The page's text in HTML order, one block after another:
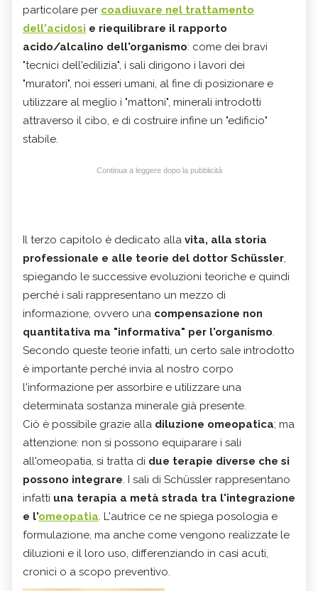
particolare per coadiuvare nel trattamento
dell'acidosi e riequilibrare il rapporto
acido/alcalino dell'organismo: come dei bravi
"tecnici dell'edilizia", i sali dirigono i lavori dei
"muratori", noi esseri umani, al fine di posizionare e
utilizzare al meglio i "mattoni", minerali introdotti
attraverso il cibo, e di costruire infine un "edificio"
stabile.
Continua a leggere dopo la pubblicità
Il terzo capitolo è dedicato alla vita, alla storia
professionale e alle teorie del dottor Schüssler,
spiegando le successive evoluzioni teoriche e quindi
perché i sali rappresentano un mezzo di
informazione, ovvero una compensazione non
quantitativa ma "informativa" per l'organismo.
Secondo queste teorie infatti, un certo sale introdotto
è importante perché invia al nostro corpo
l'informazione per assorbire e utilizzare una
determinata sostanza minerale già presente.
Ciò è possibile grazie alla diluzione omeopatica; ma
attenzione: non si possono equiparare i sali
all'omeopatia, si tratta di due terapie diverse che si
possono integrare. I sali di Schüssler rappresentano
infatti una terapia a metà strada tra l'integrazione
e l'omeopatia. L'autrice ce ne spiega posologia e
formulazione, ma anche come vengono realizzate le
diluzioni e il loro uso, differenziando in casi acuti,
cronici o a scopo preventivo.